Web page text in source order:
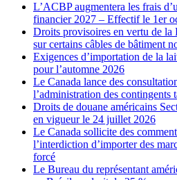
L’ACBP augmentera les frais
financier 2027 – Effectif le 1er
Droits provisoires en vertu de
sur certains câbles de bâtiment
Exigences d’importation de la
pour l’automne 2026
Le Canada lance des
l’administration des contingents
Droits de douane américains
en vigueur le 24 juillet 2026
Le Canada sollicite des
l’interdiction d’importer des
forcé
Le Bureau du représentant